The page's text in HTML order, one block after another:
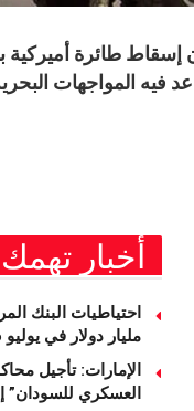
طائرة
فيه المواجهات
أخبار تهمك
مليار دولار في يوليو 2026
الإمارات: تأجيل
العسكري للسودان” إلى 12